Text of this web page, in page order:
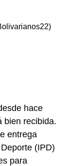
hace
bien recibida.
entrega
(IPD)
para